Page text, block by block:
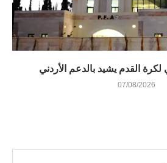
لكرة القدم يشيد بالدعم الأردني
07/08/2026